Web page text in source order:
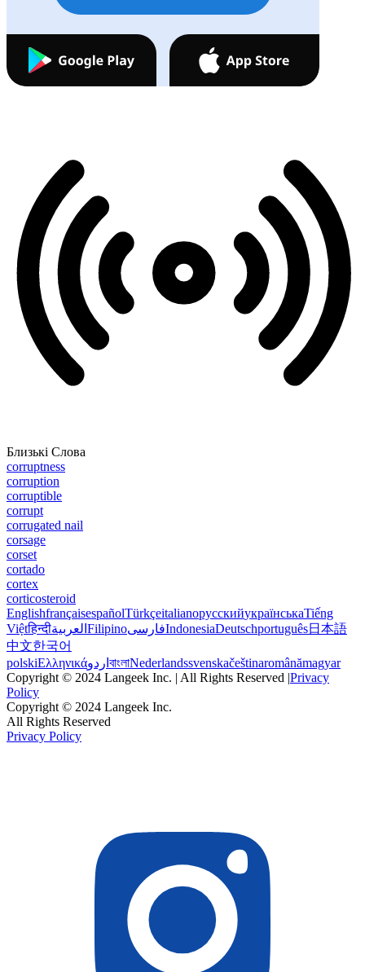
Близькі Слова
corruptness
corruption
corruptible
corrupt
corrugated nail
corsage
corset
cortado
cortex
corticosteroid
EnglishfrançaisespañolTürkçeitalianoрусскийукраїнськаTiếng
Việtहिन्दीالعربية FilipinoفارسیIndonesiaDeutschportuguês日本語
中文한국어
polskiΕλληνικάاردو বাংলাNederlandssvenskačeštinaromânămagyar
Copyright © 2024 Langeek Inc. | All Rights Reserved |Privacy
Policy
Copyright © 2024 Langeek Inc.
All Rights Reserved
Privacy Policy